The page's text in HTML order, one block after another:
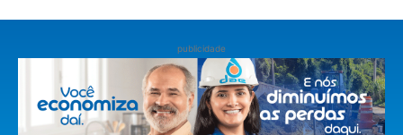
publicidade